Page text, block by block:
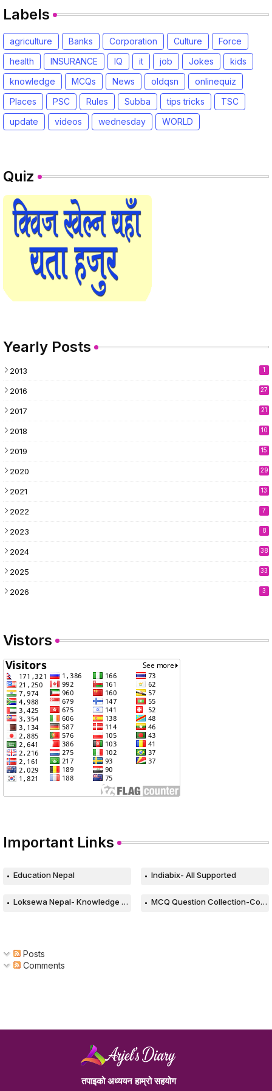
Labels
agriculture Banks Corporation Culture
Force
health
INSURANCE IQ it job Jokes
kids
knowledge
MCQs News oldqsn
onlinequiz
Places
PSC Rules Subba tips tricks
TSC
update
videos wednesday WORLD
Quiz
Yearly Posts
2013 1
2016 27
2017 21
2018 10
2019 15
2020 29
2021 13
2022 7
2023 8
2024 38
2025 33
2026 3
Vistors
Important Links
Education Nepal Indiabix- All Supported
Loksewa Nepal- Knowledge Based Web MCQ Question Collection-Computer
Posts
Comments
तपाइको अध्ययन हाम्रो सहयोग